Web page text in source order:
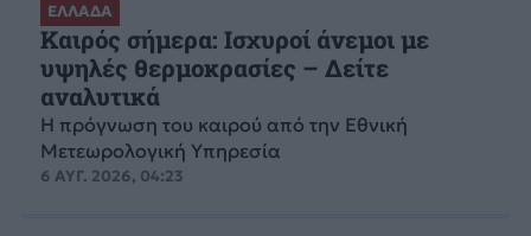
ΕΛΛΑΔΑ
Καιρός σήμερα: Ισχυροί άνεμοι με
υψηλές θερμοκρασίες – Δείτε
αναλυτικά
Η πρόγνωση του καιρού από την Εθνική
Μετεωρολογική Υπηρεσία
6 ΑΥΓ. 2026, 04:23